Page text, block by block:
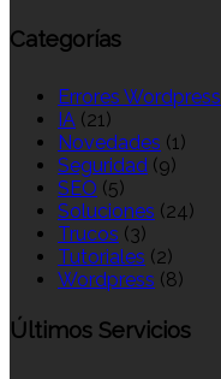
Categorías
Errores Wordpress
IA (21)
Novedades (1)
Seguridad (9)
SEO (5)
Soluciones (24)
Trucos (3)
Tutoriales (2)
Wordpress (8)
Últimos Servicios